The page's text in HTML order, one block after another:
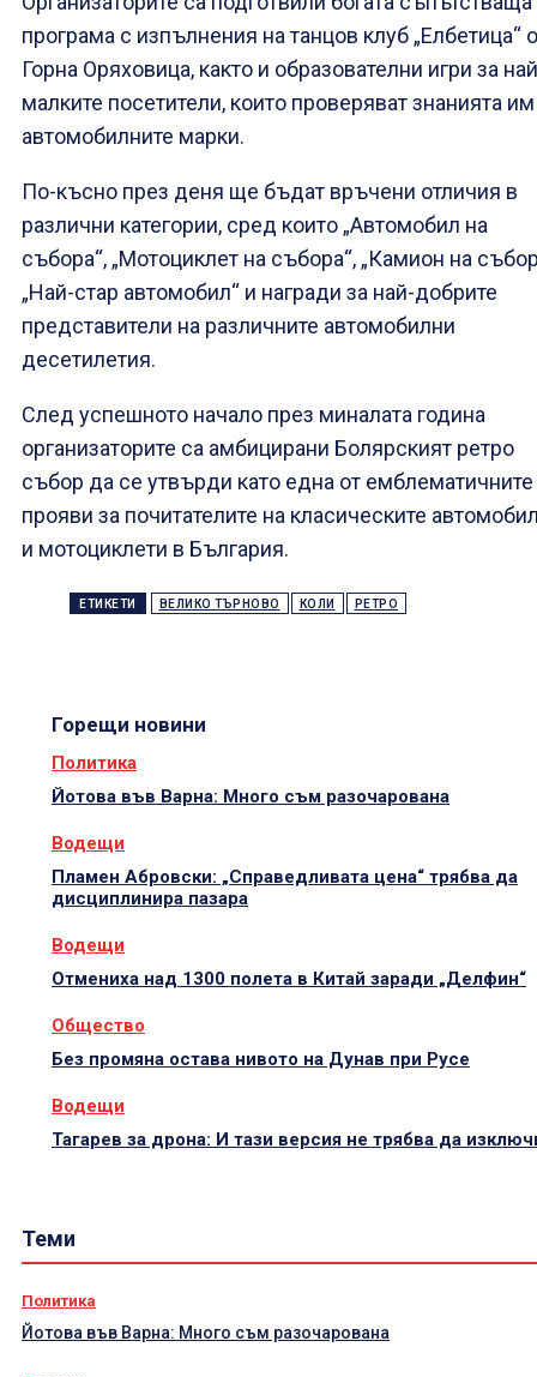
програма с изпълнения на танцов клуб „Елбетица“
Горна Оряховица, както и образователни игри за
малките посетители, които проверяват знанията
автомобилните марки.
По-късно през деня ще бъдат връчени отличия в
различни категории, сред които „Автомобил на
събора“, „Мотоциклет на събора“, „Камион на
„Най-стар автомобил“ и награди за най-добрите
представители на различните автомобилни
десетилетия.
След успешното начало през миналата година
организаторите са амбицирани Болярският ретро
събор да се утвърди като една от емблематичните
прояви за почитателите на класическите
и мотоциклети в България.
ЕТИКЕТИ ВЕЛИКО ТЪРНОВО КОЛИ РЕТРО
Горещи новини
Политика
Йотова във Варна: Много съм разочарована
Водещи
Пламен Абровски: „Справедливата цена“ трябва да
дисциплинира пазара
Водещи
Отмениха над 1300 полета в Китай заради „Делфин“
Общество
Без промяна остава нивото на Дунав при Русе
Водещи
Тагарев за дрона: И тази версия не трябва да
Теми
Политика
Йотова във Варна: Много съм разочарована